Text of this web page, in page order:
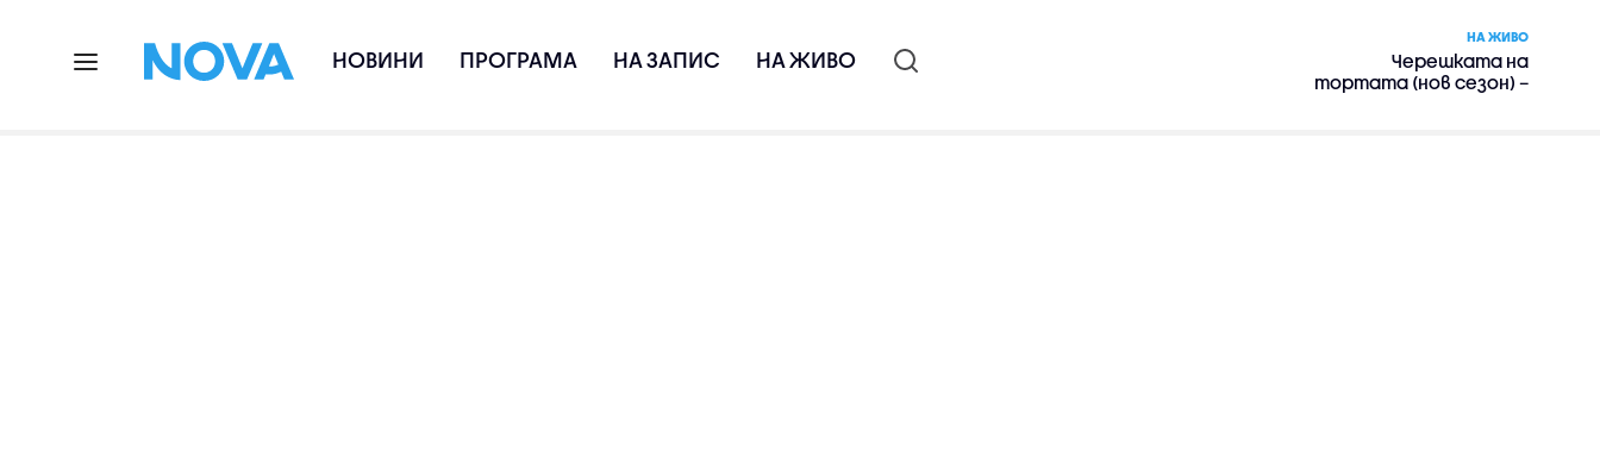
НОВИНИ ПРОГРАМА НА ЗАПИС НА ЖИВО
НА ЖИВО
Черешката на
тортата (нов сезон) –